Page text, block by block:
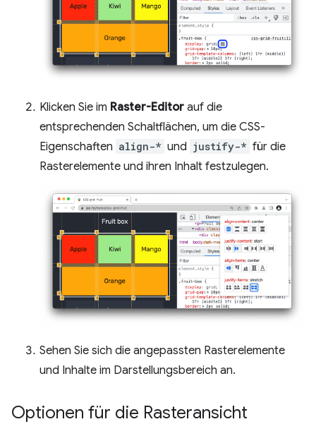
Klicken Sie im Raster-Editor auf die
entsprechenden Schaltflächen, um die CSS-
Eigenschaften align-* und justify-* für die
Rasterelemente und ihren Inhalt festzulegen.
Sehen Sie sich die angepassten Rasterelemente
und Inhalte im Darstellungsbereich an.
Optionen für die Rasteransicht